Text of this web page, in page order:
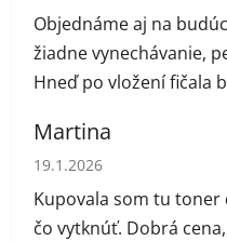
Objednáme aj na
žiadne vynechávanie,
Hneď po vložení fičala
Martina
Hodnotenie obchodu je
19.1.2026
Kupovala som tu toner
čo vytknúť. Dobrá